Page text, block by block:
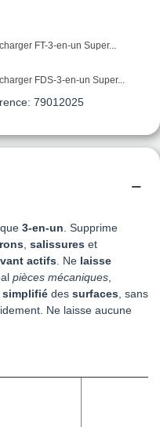
FT-3-en-un Super...
FDS-3-en-un Super...
79012025
3-en-un . Supprime
salissures et
actifs . Ne laisse
pièces mécaniques
simplifié des surfaces , sans
Ne laisse aucune